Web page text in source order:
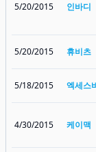
5/20/2015 인바디
5/20/2015 휴비츠
5/18/2015 엑세스
4/30/2015 케이맥